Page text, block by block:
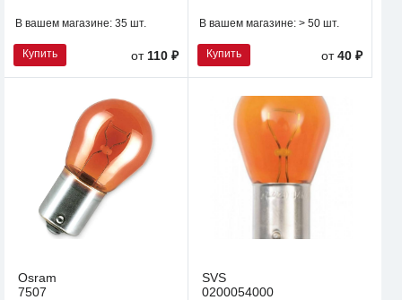
В вашем магазине: 35 шт.
Купить от 110 ₽
В вашем магазине: > 50 шт.
Купить от40 ₽
Osram
7507
SVS
0200054000